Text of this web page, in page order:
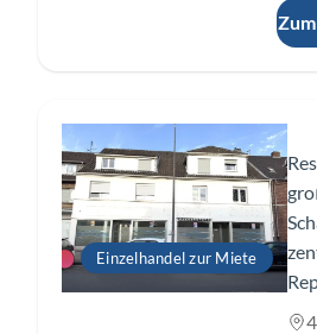
Slide 1 of 19
Einzelhandel zur Miete